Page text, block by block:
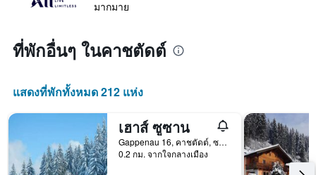
มากมาย
ที่พักอื่นๆ ในคาชตัดต์
แสดงที่พักทั้งหมด 212 แห่ง
เฮาส์ ซูซาน
Gappenau 16, คาชตัดต์, ซาลส์บวร์ก, ออสเตรีย
0.2 กม. จากใจกลางเมือง